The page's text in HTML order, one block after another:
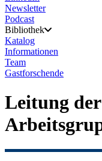
Newsletter
Podcast
Bibliothek
Katalog
Informationen
Team
Gastforschende
Leitung